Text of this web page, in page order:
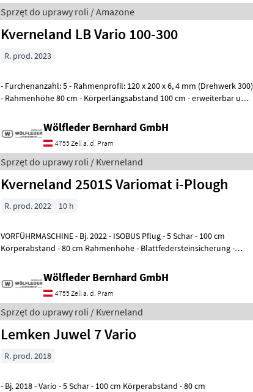
Sprzęt do uprawy roli / Amazone
Kverneland LB Vario 100-300
R. prod. 2023
- Furchenanzahl: 5 - Rahmenprofil: 120 x 200 x 6, 4 mm (Drehwerk 300)
- Rahmenhöhe 80 cm - Körperlängsabstand 100 cm - erweiterbar um
Wölfleder Bernhard GmbH
4755 Zell a. d. Pram
Sprzęt do uprawy roli / Kverneland
Kverneland 2501S Variomat i-Plough
R. prod. 2022 10 h
VORFÜHRMASCHINE - Bj. 2022 - ISOBUS Pflug - 5 Schar - 100 cm
Körperabstand - 80 cm Rahmenhöhe - Blattfedersteinsicherung -
Wölfleder Bernhard GmbH
4755 Zell a. d. Pram
Sprzęt do uprawy roli / Kverneland
Lemken Juwel 7 Vario
R. prod. 2018
- Bj. 2018 - Vario - 5 Schar - 100 cm Körperabstand - 80 cm